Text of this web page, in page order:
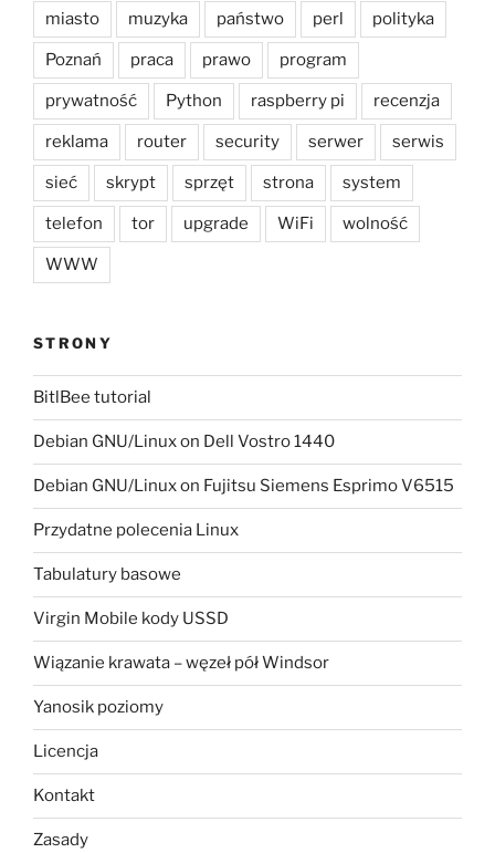
miasto muzyka państwo perl polityka
Poznań praca prawo program
prywatność Python raspberry pi recenzja
reklama router security serwer serwis
sieć skrypt sprzęt strona system
telefon tor upgrade WiFi wolność
WWW
STRONY
BitlBee tutorial
Debian GNU/Linux on Dell Vostro 1440
Debian GNU/Linux on Fujitsu Siemens Esprimo V6515
Przydatne polecenia Linux
Tabulatury basowe
Virgin Mobile kody USSD
Wiązanie krawata – węzeł pół Windsor
Yanosik poziomy
Licencja
Kontakt
Zasady